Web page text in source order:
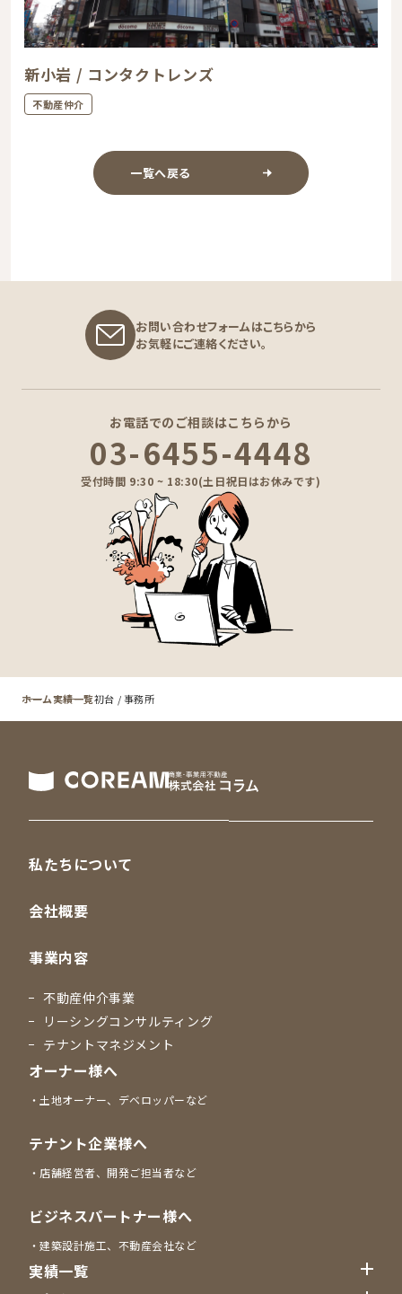
新小岩 / コンタクトレンズ
不動産仲介
一覧へ戻る
お問い合わせフォームはこちらから
お気軽にご連絡ください。
お電話でのご相談はこちらから
03-6455-4448
受付時間 9:30 ~ 18:30(土日祝日はお休みです)
ホーム実績一覧初台 / 事務所
私たちについて
会社概要
事業内容
不動産仲介事業
リーシングコンサルティング
テナントマネジメント
オーナー様へ
土地オーナー、デベロッパーなど
テナント企業様へ
店舗経営者、開発ご担当者など
ビジネスパートナー様へ
建築設計施工、不動産会社など
実績一覧